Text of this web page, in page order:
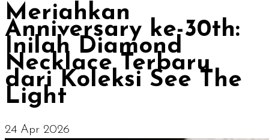
Meriahkan
Anniversary ke-30th:
Inilah Diamond
Necklace Terbaru
dari Koleksi See The
Light
24 Apr 2026